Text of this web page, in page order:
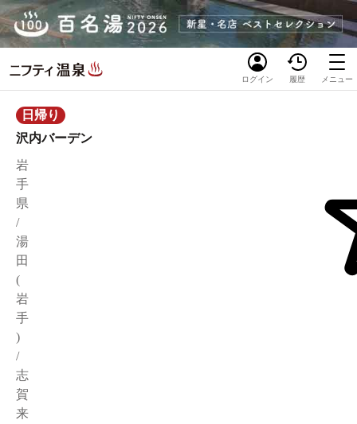
ログイン 履歴 メニュー
日帰り
沢内バーデン
岩
手
県
/
湯
田
(
岩
手
)
/
志
賀
来